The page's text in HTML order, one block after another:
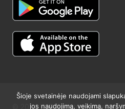
© 2024 UAB Structum projektai.
Šioje svetainėje naudojami
jos naudojimą, veikimą,